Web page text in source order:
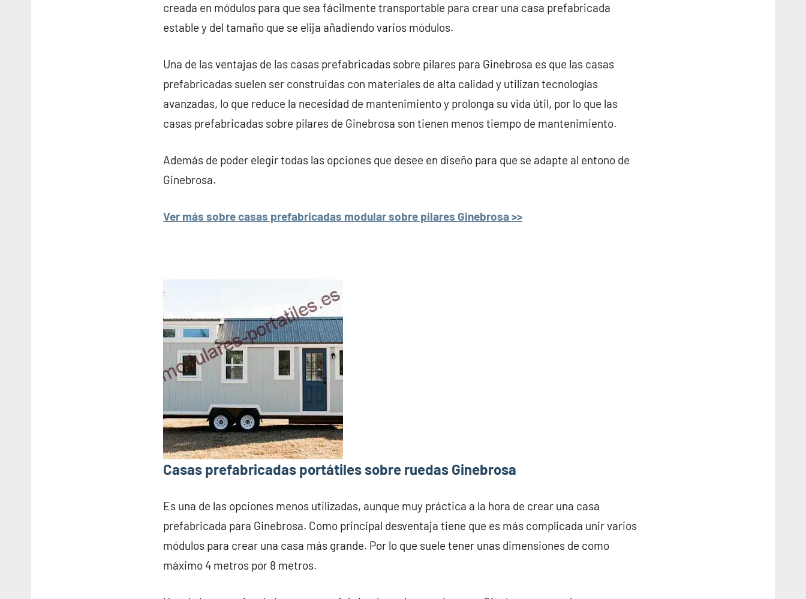
creada en módulos para que sea fácilmente transportable para crear una casa prefabricada
estable y del tamaño que se elija añadiendo varios módulos.
Una de las ventajas de las casas prefabricadas sobre pilares para Ginebrosa es que las casas
prefabricadas suelen ser construidas con materiales de alta calidad y utilizan tecnologías
avanzadas, lo que reduce la necesidad de mantenimiento y prolonga su vida útil, por lo que las
casas prefabricadas sobre pilares de Ginebrosa son tienen menos tiempo de mantenimiento.
Además de poder elegir todas las opciones que desee en diseño para que se adapte al entono de
Ginebrosa.
Ver más sobre casas prefabricadas modular sobre pilares Ginebrosa >>
Casas prefabricadas portátiles sobre ruedas Ginebrosa
Es una de las opciones menos utilizadas, aunque muy práctica a la hora de crear una casa
prefabricada para Ginebrosa. Como principal desventaja tiene que es más complicada unir varios
módulos para crear una casa más grande. Por lo que suele tener unas dimensiones de como
máximo 4 metros por 8 metros.